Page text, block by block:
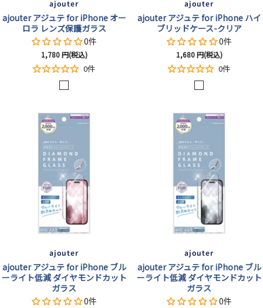
ajouter
ajouter アジュテ for iPhone オー
ロラ レンズ保護ガラス
0件
セ
ー
1,780円(税込)
0件
ク
ア
光
沢
ajouter
ajouter アジュテ for iPhone ハイ
ブリッドケース-クリア
0件
セ
ー
1,680円(税込)
0件
ク
ア
ajouter
ajouter アジュテ for iPhone ブル
ーライト低減 ダイヤモンドカット
ガラス
0件
ajouter
ajouter アジュテ for iPhone ブル
ーライト低減 ダイヤモンドカット
ガラス
0件